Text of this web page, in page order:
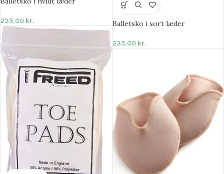
235,00 kr. Balletsko i sort læder
235,00 kr.